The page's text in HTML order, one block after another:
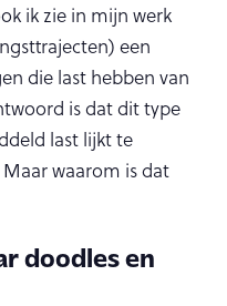
ik zie in mijn werk
een
die last hebben van
is dat dit type
last lijkt te
waarom is dat
doodles en